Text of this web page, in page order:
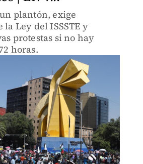
plantón, exige
la Ley del ISSSTE y
protestas si no hay
horas.